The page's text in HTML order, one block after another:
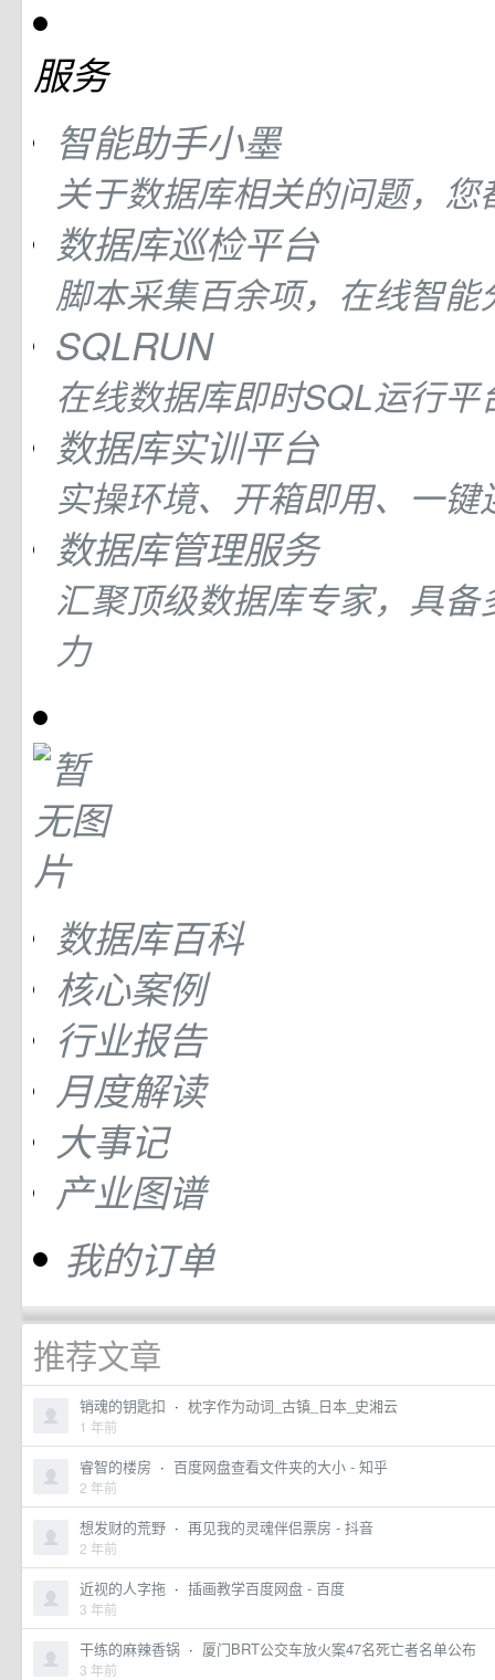
服务
智能助手小墨
关于数据库相关的问题，您
数据库巡检平台
脚本采集百余项，在线智能
SQLRUN
在线数据库即时SQL运行平
数据库实训平台
实操环境、开箱即用、一键
数据库管理服务
汇聚顶级数据库专家，具
力
数据库百科
核心案例
行业报告
月度解读
大事记
产业图谱
我的订单
推荐文章
销魂的钥匙扣 · 枕字作为动词_古镇_日本_史湘云
1 年前
睿智的楼房 · 百度网盘查看文件夹的大小 - 知乎
2 年前
想发财的荒野 · 再见我的灵魂伴侣票房 - 抖音
2 年前
近视的人字拖 · 插画教学百度网盘 - 百度
3 年前
干练的麻辣香锅 · 厦门BRT公交车放火案47名死亡者名单公布
3 年前